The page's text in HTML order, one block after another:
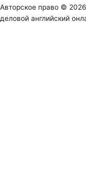
Авторское право © 2026
деловой английский